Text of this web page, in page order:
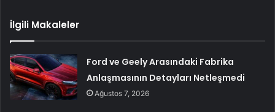
İlgili Makaleler
Ford ve Geely Arasındaki Fabrika
Anlaşmasının Detayları Netleşmedi
Ağustos 7, 2026